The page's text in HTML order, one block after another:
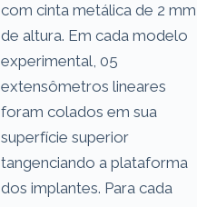
com cinta metálica de 2 mm
de altura. Em cada modelo
experimental, 05
extensômetros lineares
foram colados em sua
superfície superior
tangenciando a plataforma
dos implantes. Para cada